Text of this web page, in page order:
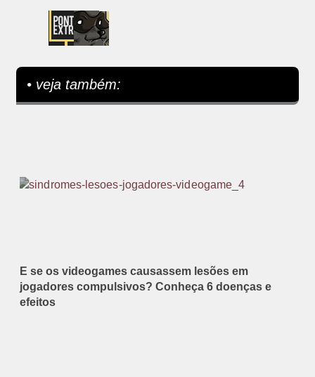
• veja também:
E se os videogames causassem lesões em
jogadores compulsivos? Conheça 6 doenças e
efeitos